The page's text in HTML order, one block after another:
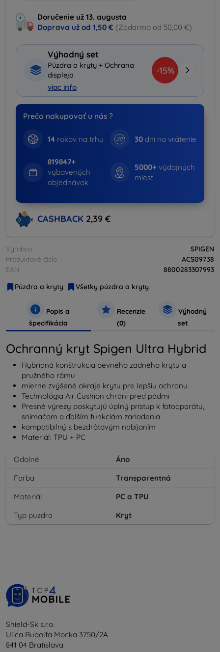
Doručenie už 13. augusta
Doprava už od 1,50 € (Zadarmo od 50,00 €)
Výhodný set
Púzdra a kryty + Ochrana
displeja
viac info
-15%
Prečo nakupovať u nás ?
14rokov na trhu 30 dní na vrátenie
819847+
vybavených
objednávok
5000+ výdajných
miest
CASHBACK 2,39 €
Výrobca
SPIGEN
Produktové číslo
ACS09738
EAN
8800283307993
Púzdra a kryty
Všetky púzdra a kryty
Popis a
špecifikácia
Recenzie
(0)
Výhodný
set
Ochranný kryt Spigen Ultra Hybrid
Hybridná konštrukcia pevného zadného krytu a
pružného rámu
mierne zvýšené okraje krytu pre lepšiu ochranu
Technológia Air Cushion chráni pred pádmi
Presné výrezy poskytujú úplný prístup k fotoaparátu,
snímačom a ďalším funkciám zariadenia
kompatibilný s bezdrôtovým nabíjaním
Materiál: TPU + PC
Odolné
Áno
Farba
Transparentná
Materiál
PC a TPU
Typ puzdra
Kryt
Shield-Sk s.r.o.
Ulica Rudolfa Mocka 3750/2A
841 04 Bratislava